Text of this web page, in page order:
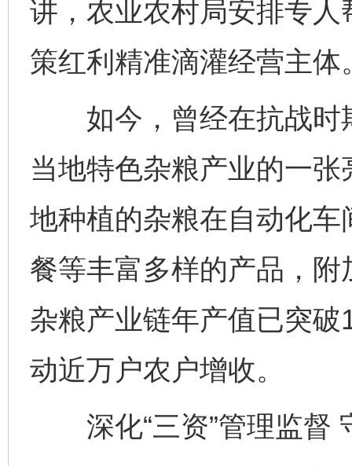
讲，农业农村局安排专
策红利精准滴灌经营主体
如今，曾经在抗战时
当地特色杂粮产业的一
地种植的杂粮在自动化
餐等丰富多样的产品，
杂粮产业链年产值已突
动近万户农户增收。
深化“三资”管理监督